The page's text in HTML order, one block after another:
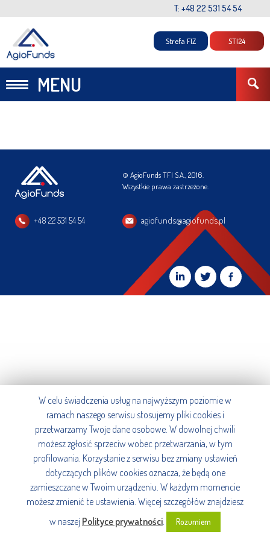
T: +48 22 531 54 54
MENU
Strefa FIZ STI24
© AgioFunds TFI S.A., 2016.
Wszystkie prawa zastrzeżone.
+48 22 531 54 54 agiofunds@agiofunds.pl
W celu świadczenia usług na najwyższym poziomie w
ramach naszego serwisu stosujemy pliki cookies i
przetwarzamy Twoje dane osobowe. W dowolnej chwili
możesz zgłosić sprzeciw wobec przetwarzania, w tym
profilowania. Korzystanie z serwisu bez zmiany ustawień
dotyczących plików cookies oznacza, że będą one
zamieszczane w Twoim urządzeniu. W każdym momencie
możesz zmienić te ustawienia. Więcej szczegółów znajdziesz
w naszej Polityce prywatności. Rozumiem